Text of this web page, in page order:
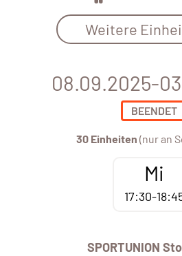
Weitere
08.09.2025-
BEENDET
30 Einheiten (nur an
Mi
17:30-
SPORTUNION